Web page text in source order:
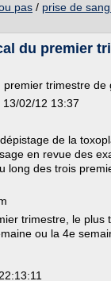
pas / prise de
du premier
premier trimestre de
02/12 13:37
de la
en revue des
long des trois
trimestre, le plus
ou la 4e